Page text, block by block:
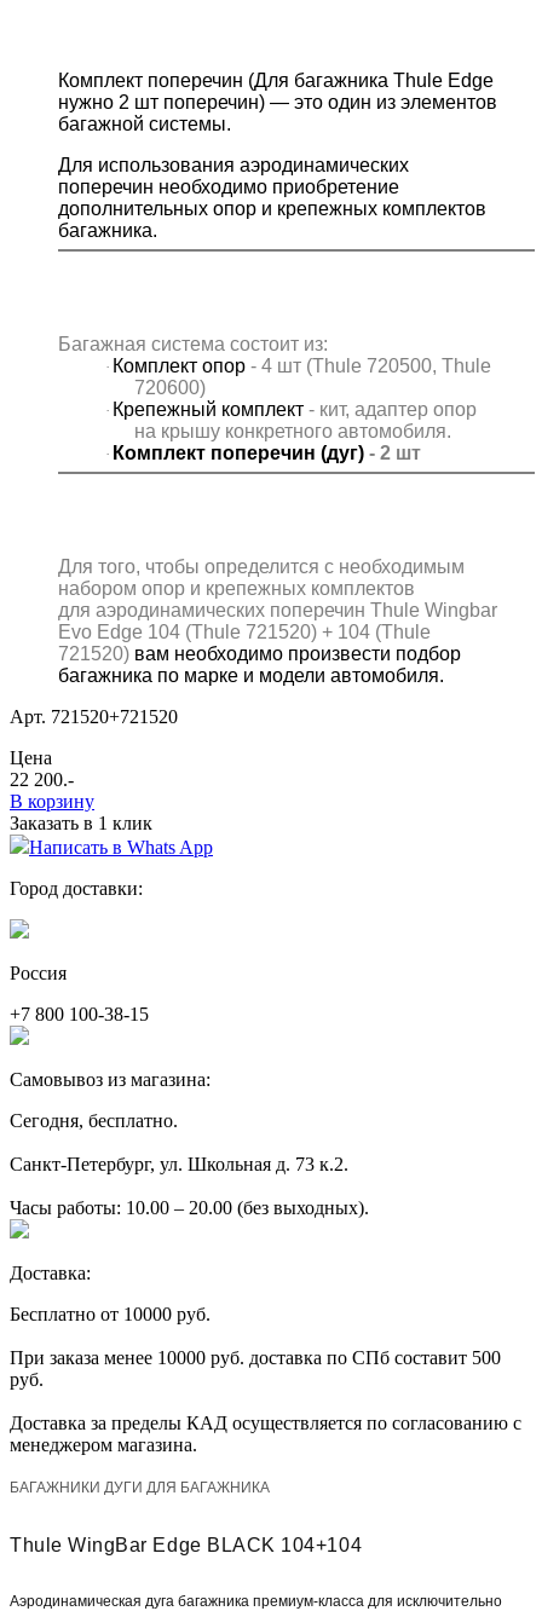
Комплект поперечин (Для багажника Thule Edge
нужно 2 шт поперечин) — это один из элементов
багажной системы.
Для использования аэродинамических
поперечин необходимо приобретение
дополнительных опор и крепежных комплектов
багажника.
Багажная система состоит из:
· Комплект опор - 4 шт (Thule 720500, Thule
720600)
· Крепежный комплект - кит, адаптер опор
на крышу конкретного автомобиля.
· Комплект поперечин (дуг) - 2 шт
Для того, чтобы определится с необходимым
набором опор и крепежных комплектов
для аэродинамических поперечин Thule Wingbar
Evo Edge 104 (Thule 721520) + 104 (Thule
721520) вам необходимо произвести подбор
багажника по марке и модели автомобиля.
Арт. 721520+721520
Цена
22 200.-
В корзину
Заказать в 1 клик
Написать в Whats App
Город доставки:
Россия
+7 800 100-38-15
Самовывоз из магазина:
Сегодня, бесплатно.
Санкт-Петербург, ул. Школьная д. 73 к.2.
Часы работы: 10.00 – 20.00 (без выходных).
Доставка:
Бесплатно от 10000 руб.
При заказа менее 10000 руб. доставка по СПб составит 500
руб.
Доставка за пределы КАД осуществляется по согласованию с
менеджером магазина.
БАГАЖНИКИ ДУГИ ДЛЯ БАГАЖНИКА
Thule WingBar Edge BLACK 104+104
Аэродинамическая дуга багажника премиум-класса для исключительно